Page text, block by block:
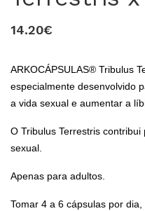
14.20€
ARKOCÁPSULAS® Tribulus
especialmente desenvolvido
a vida sexual e aumentar a
O Tribulus Terrestris
sexual.
Apenas para adultos.
Tomar 4 a 6 cápsulas por